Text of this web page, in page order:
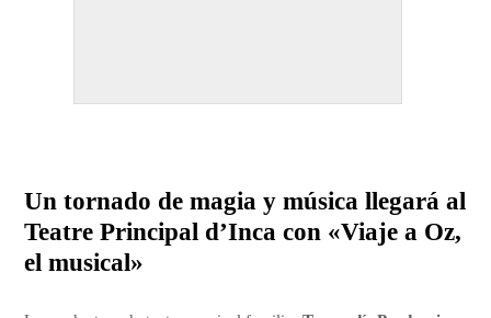
Un tornado de magia y música llegará al
Teatre Principal d’Inca con «Viaje a Oz,
el musical»